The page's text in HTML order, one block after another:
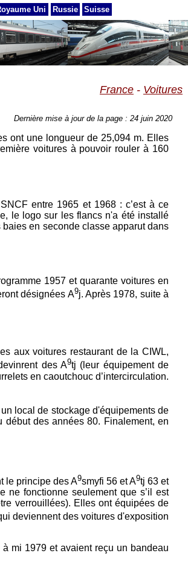
Uni Russie Suisse
France - Voitures
Dernière mise à jour de la page : 24 juin 2020
ont une longueur de 25,094 m. Elles
voitures à pouvoir rouler à 160
entre 1965 et 1968 : c’est à ce
le logo sur les flancs n'a été installé
en seconde classe apparut dans
1957 et quarante voitures en
désignées A9j. Après 1978, suite à
aux voitures restaurant de la CIWL,
des A9tj (leur équipement de
en caoutchouc d’intercirculation.
local de stockage d'équipements de
des années 80. Finalement, en
le principe des A9smyfi 56 et A9tj 63 et
ne fonctionne seulement que s’il est
verrouillées). Elles ont équipées de
deviennent des voitures d'exposition
mi 1979 et avaient reçu un bandeau